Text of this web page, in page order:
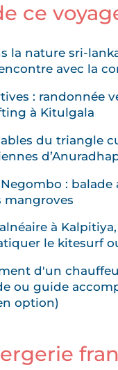
ce
la nature sri-
avec la
: randonnée
à Kitulgala
du triangle
:
mangroves
à
le kitesurf
d'un
ou guide
option)